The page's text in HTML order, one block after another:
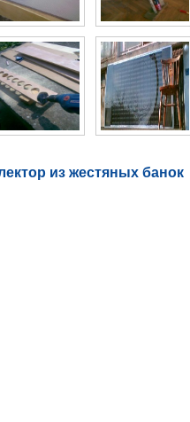
из жестяных банок